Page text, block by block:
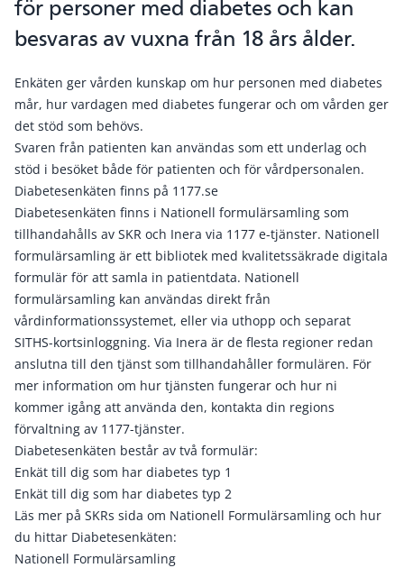
för personer med diabetes och kan
besvaras av vuxna från 18 års ålder.
Enkäten ger vården kunskap om hur personen med diabetes
mår, hur vardagen med diabetes fungerar och om vården ger
det stöd som behövs.
Svaren från patienten kan användas som ett underlag och
stöd i besöket både för patienten och för vårdpersonalen.
Diabetesenkäten finns på 1177.se
Diabetesenkäten finns i Nationell formulärsamling som
tillhandahålls av SKR och Inera via 1177 e-tjänster. Nationell
formulärsamling är ett bibliotek med kvalitetssäkrade digitala
formulär för att samla in patientdata. Nationell
formulärsamling kan användas direkt från
vårdinformationssystemet, eller via uthopp och separat
SITHS-kortsinloggning. Via Inera är de flesta regioner redan
anslutna till den tjänst som tillhandahåller formulären. För
mer information om hur tjänsten fungerar och hur ni
kommer igång att använda den, kontakta din regions
förvaltning av 1177-tjänster.
Diabetesenkäten består av två formulär:
Enkät till dig som har diabetes typ 1
Enkät till dig som har diabetes typ 2
Läs mer på SKRs sida om Nationell Formulärsamling och hur
du hittar Diabetesenkäten:
Nationell Formulärsamling